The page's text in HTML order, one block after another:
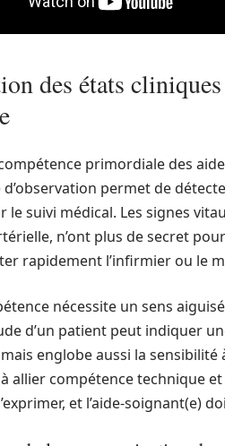
des états
primordiale des
d’observation permet de
le suivi médical. Les signes
n’ont plus de secret
rapidement l’infirmier ou le
nécessite un sens
d’un patient peut indiquer
englobe aussi la
allier compétence technique
et l’aide-soignant(e)